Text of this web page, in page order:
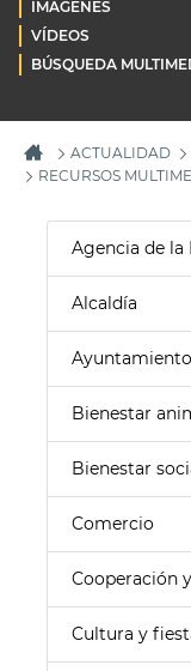
IMÁGENES
VÍDEOS
BÚSQUEDA
ACTUALIDAD
RECURSOS
Agencia de la
Alcaldía
Ayuntamiento
Bienestar
Bienestar
Comercio
Cooperación
Cultura y